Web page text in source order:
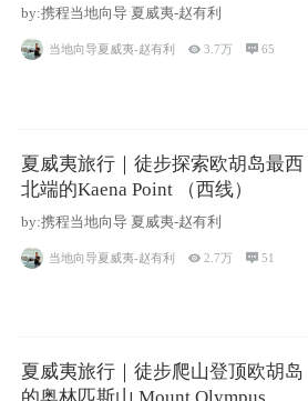
by:携程当地向导 夏威夷-赵有利
当地向导夏威夷-赵有利 3.7万 65
夏威夷旅行｜徒步探索欧胡岛最西
北端的Kaena Point （西线）
by:携程当地向导 夏威夷-赵有利
当地向导夏威夷-赵有利 2.7万  51
夏威夷旅行｜徒步爬山登顶欧胡岛